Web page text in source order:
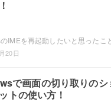
20日
で画面の切り取りのシ
トの使い方！